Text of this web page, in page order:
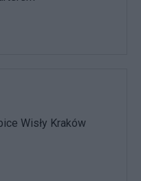
Wisły Kraków